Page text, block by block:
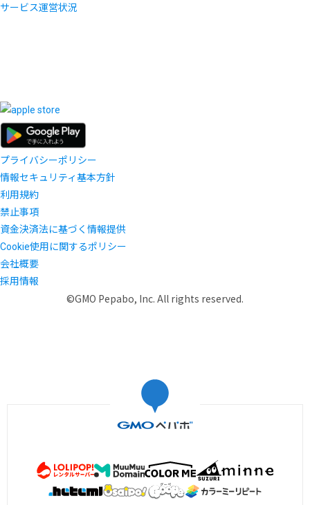
サービス運営状況
プライバシーポリシー
情報セキュリティ基本方針
利用規約
禁止事項
資金決済法に基づく情報提供
Cookie使用に関するポリシー
会社概要
採用情報
©GMO Pepabo, Inc. All rights reserved.